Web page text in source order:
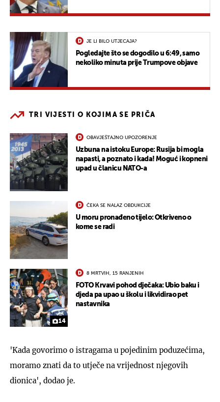
JE LI BILO UTJECAJA?
Pogledajte što se dogodilo u 6:49, samo
nekoliko minuta prije Trumpove objave
TRI VIJESTI O KOJIMA SE PRIČA
OBAVJEŠTAJNO UPOZORENJE
Uzbuna na istoku Europe: Rusija bi mogla
napasti, a poznato i kada! Moguć i kopneni
upad u članicu NATO-a
ČEKA SE NALAZ OBDUKCIJE
U moru pronađeno tijelo: Otkriveno o
kome se radi
14
8 MRTVIH, 15 RANJENIH
FOTO Krvavi pohod dječaka: Ubio baku i
djeda pa upao u školu i likvidirao pet
nastavnika
'Kada govorimo o istragama u pojedinim poduzećima,
moramo znati da to utječe na vrijednost njegovih
dionica', dodao je.